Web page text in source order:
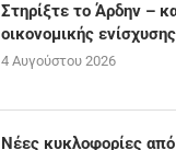
Στηρίξτε το Άρδην –
οικονομικής ενίσχυσης
4 Αυγούστου 2026
Νέες κυκλοφορίες από